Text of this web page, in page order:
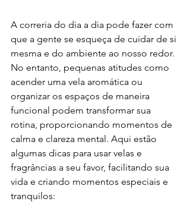
A correria do dia a dia pode fazer com
que a gente se esqueça de cuidar de si
mesma e do ambiente ao nosso redor.
No entanto, pequenas atitudes como
acender uma vela aromática ou
organizar os espaços de maneira
funcional podem transformar sua
rotina, proporcionando momentos de
calma e clareza mental. Aqui estão
algumas dicas para usar velas e
fragrâncias a seu favor, facilitando sua
vida e criando momentos especiais e
tranquilos: